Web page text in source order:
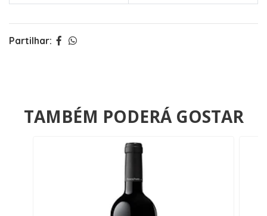
Partilhar:
TAMBÉM PODERÁ GOSTAR